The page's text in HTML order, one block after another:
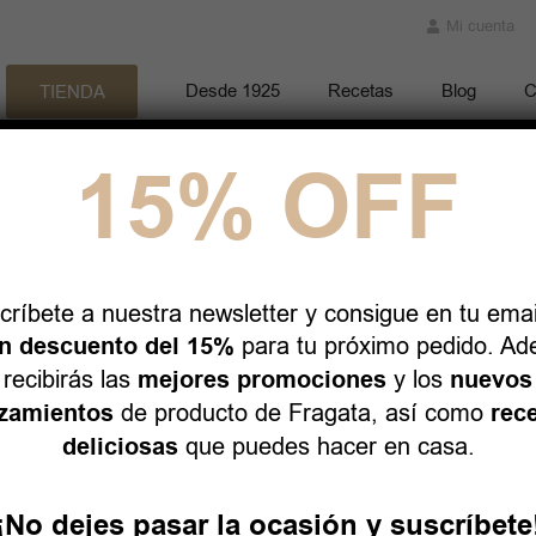
Mi cuenta
TIENDA Desde 1925 Recetas Blog
300g
Sabor suave, textura firme
Mediterránea. Las
15% OFF
a nuestra newsletter y consigue en tu
descuento del 15% para tu próximo pedido.
recibirás las mejores promociones y los nuevos
de producto de Fragata, así como
deliciosasque puedes hacer en casa.
dejes pasar la ocasión y